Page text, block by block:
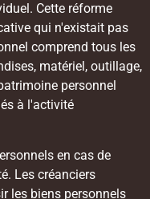
Cette réforme
qui n'existait pas
comprend tous les
matériel, outillage,
personnel
à l'activité
en cas de
Les créanciers
les biens personnels